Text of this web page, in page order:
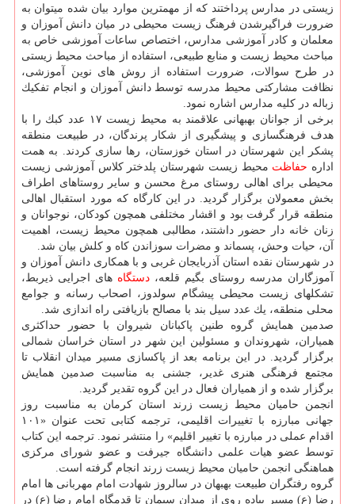
زیستی در مدارس پرداختند كه از مهمترین موارد بیان شده میتوان به
ضرورت فراگیرشدن فرهنگ زیست محیطی در میان دانش آموزان و
معلمان و كادر آموزشی مدارس، اختصاص ساعات آموزشی خاص به
مباحث محیط زیست و منابع طبیعی، استفاده از مباحث محیط زیستی
در طرح سوالات، ضرورت استفاده از روش های نوین آموزشی،
نظافت مشاركتی محیط مدرسه توسط دانش آموزان و انجام تفكیك
زباله در كلیه مدارس اشاره نمود.
برخی از جوانان بهبهانی علاقمند به محیط زیست ۱۷ عدد كبك را با
هدف فرهنگسازی و پیشگیری از شكار پرندگان، در طبیعت منطقه
پشكر این شهرستان در استان خوزستان، رها سازی كردند. به همت
اداره حفاظت محیط زیست شهرستان پلدختر كلاس آموزشی زیست
محیطی برای اهالی روستای مرغ محسن و سایر روستاهای اطراف
بخش معمولان برگزار گردید. در این كارگاه كه مورد استقبال اهالی
منطقه قرار گرفت بود و اقشار مختلفی همچون كودكان، نوجوانان و
زنان خانه دار حضور داشتند، مطالبی همچون محیط زیست، اهمیت
آن، حیات وحش، پسماند و مضرات سوزاندن كاه و كلش بیان شد.
در شهرستان نقده استان آذربایجان غربی و با همكاری دانش آموزان و
آموزگاران مدرسه روستای بگیم قلعه، دستگاه های اجرایی ذیربط،
تشكلهای زیست محیطی پیشگام سولدوز، اصحاب رسانه و جوامع
محلی منطقه، یك عدد سیل بند با مصالح بازیافتی راه اندازی شد.
صدمین همایش گروه طنین پاكبانان شیروان با حضور حداكثری
همیاران، شهروندان و مسئولین این شهر در استان خراسان شمالی
برگزار گردید. در این برنامه بعد از پاكسازی مسیر میدان انقلاب تا
مجتمع فرهنگی هنری غدیر، جشنی به مناسبت صدمین همایش
برگزار شده و از همیاران فعال در این گروه تقدیر گردید.
انجمن حامیان محیط زیست زرند استان كرمان به مناسبت روز
جهانی مبارزه با تغییرات اقلیمی، ترجمه كتابی تحت عنوان «۱۰۱
اقدام عملی در مبارزه با تغییر اقلیم» را منتشر نمود. ترجمه این كتاب
توسط عضو هیات علمی دانشگاه جیرفت و عضو شورای مركزی
هماهنگی انجمن حامیان محیط زیست زرند انجام گرفته است.
گروه رفتگران طبیعت بهبهان در سالروز شهادت امام مهربانی ها امام
رضا (ع) مسیر پیاده روی از میدان سیمان تا قدمگاه امام رضا (ع) در